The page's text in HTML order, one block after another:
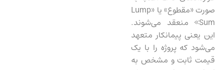
صورت «مقطوع» یا «Lump
Sum» منعقد می‌شوند.
این یعنی پیمانکار متعهد
می‌شود که پروژه را با یک
قیمت ثابت و مشخص به